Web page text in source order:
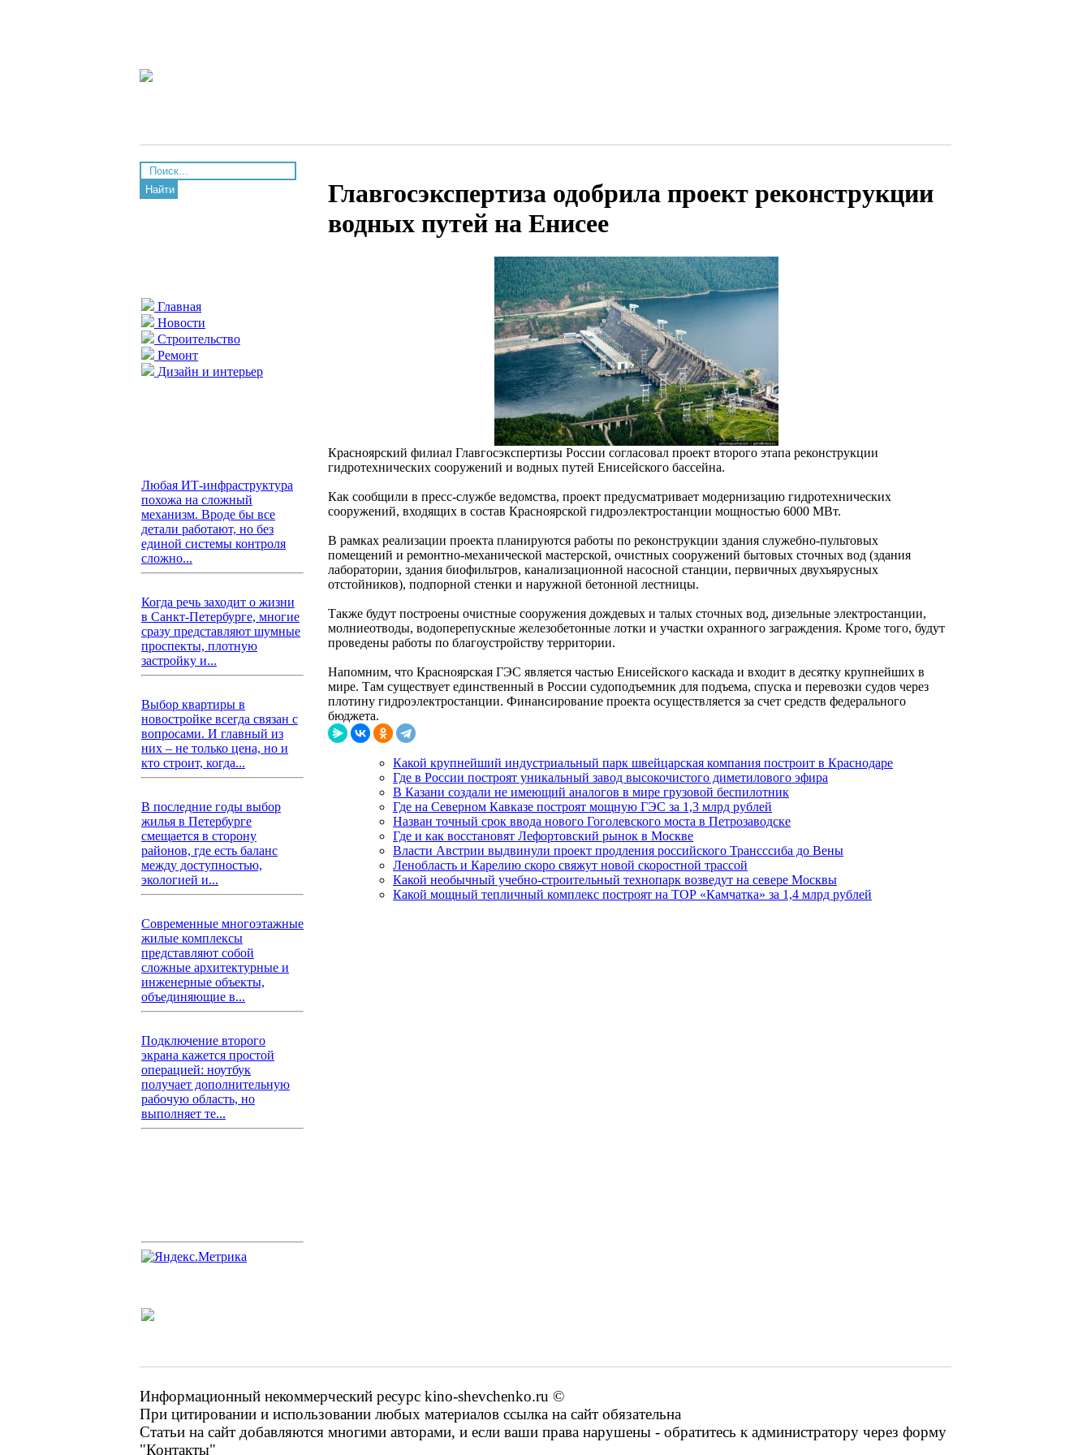
Найти
Главная
Новости
Строительство
Ремонт
Дизайн и интерьер
Любая ИТ-инфраструктура
похожа на сложный
механизм. Вроде бы все
детали работают, но без
единой системы контроля
сложно...
Когда речь заходит о жизни
в Санкт-Петербурге, многие
сразу представляют шумные
проспекты, плотную
застройку и...
Выбор квартиры в
новостройке всегда связан с
вопросами. И главный из
них – не только цена, но и
кто строит, когда...
В последние годы выбор
жилья в Петербурге
смещается в сторону
районов, где есть баланс
между доступностью,
экологией и...
Современные многоэтажные
жилые комплексы
представляют собой
сложные архитектурные и
инженерные объекты,
объединяющие в...
Подключение второго
экрана кажется простой
операцией: ноутбук
получает дополнительную
рабочую область, но
выполняет те...
Главгосэкспертиза одобрила проект реконструкции
водных путей на Енисее
Красноярский филиал Главгосэкспертизы России согласовал проект второго этапа реконструкции
гидротехнических сооружений и водных путей Енисейского бассейна.
Как сообщили в пресс-службе ведомства, проект предусматривает модернизацию гидротехнических
сооружений, входящих в состав Красноярской гидроэлектростанции мощностью 6000 МВт.
В рамках реализации проекта планируются работы по реконструкции здания служебно-пультовых
помещений и ремонтно-механической мастерской, очистных сооружений бытовых сточных вод (здания
лаборатории, здания биофильтров, канализационной насосной станции, первичных двухъярусных
отстойников), подпорной стенки и наружной бетонной лестницы.
Также будут построены очистные сооружения дождевых и талых сточных вод, дизельные электростанции,
молниеотводы, водоперепускные железобетонные лотки и участки охранного заграждения. Кроме того, будут
проведены работы по благоустройству территории.
Напомним, что Красноярская ГЭС является частью Енисейского каскада и входит в десятку крупнейших в
мире. Там существует единственный в России судоподъемник для подъема, спуска и перевозки судов через
плотину гидроэлектростанции. Финансирование проекта осуществляется за счет средств федерального
бюджета.
Какой крупнейший индустриальный парк швейцарская компания построит в Краснодаре
Где в России построят уникальный завод высокочистого диметилового эфира
В Казани создали не имеющий аналогов в мире грузовой беспилотник
Где на Северном Кавказе построят мощную ГЭС за 1,3 млрд рублей
Назван точный срок ввода нового Гоголевского моста в Петрозаводске
Где и как восстановят Лефортовский рынок в Москве
Власти Австрии выдвинули проект продления российского Трансссиба до Вены
Ленобласть и Карелию скоро свяжут новой скоростной трассой
Какой необычный учебно-строительный технопарк возведут на севере Москвы
Какой мощный тепличный комплекс построят на ТОР «Камчатка» за 1,4 млрд рублей
Информационный некоммерческий ресурс kino-shevchenko.ru ©
При цитировании и использовании любых материалов ссылка на сайт обязательна
Статьи на сайт добавляются многими авторами, и если ваши права нарушены - обратитесь к администратору через форму
"Контакты"